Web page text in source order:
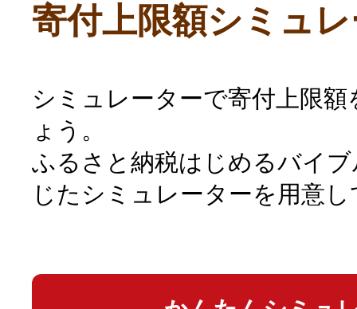
寄付上限額シミュ
シミュレーターで寄付上限
ょう。
ふるさと納税はじめるバイ
じたシミュレーターを用意